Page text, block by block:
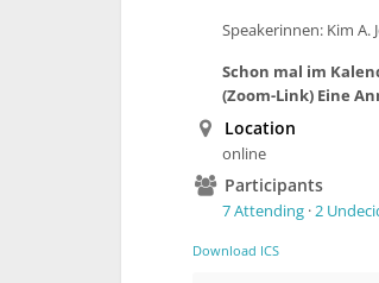
Speakerinnen: Kim A.
Schon mal im
(Zoom-Link) Eine
Location
online
Participants
7 Attending ·2
Download ICS